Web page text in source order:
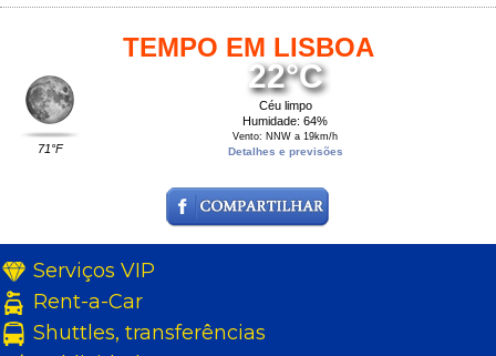
TEMPO EM LISBOA
71°F
22°C
Céu limpo
Humidade: 64%
Vento: NNW a 19km/h
Detalhes e previsões
Serviços VIP
Rent-a-Car
Shuttles, transferências